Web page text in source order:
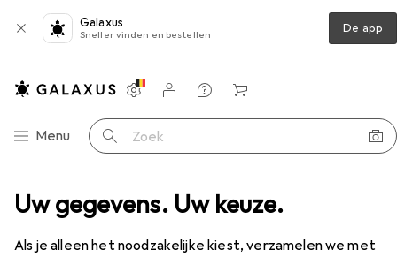
Uw gegevens. Uw keuze.
Als je alleen het noodzakelijke kiest, verzamelen we met
Galaxus
Sneller vinden en bestellen De app
Categorie navigatie
Menu Zoek op
Instellingen
Klantenaccount
Produktvergelijking
Verlanglijstje
Winkelmandje
Badkamertextiel Douchegordijn Diaqua Basis